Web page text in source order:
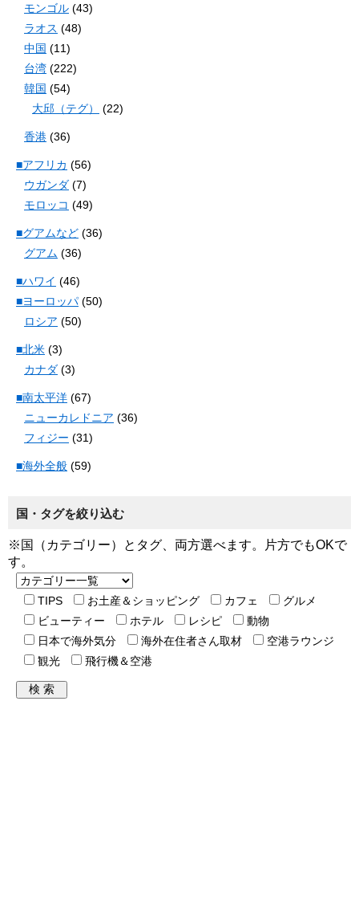
モンゴル (43)
ラオス (48)
中国 (11)
台湾 (222)
韓国 (54)
大邱（テグ）
(22)
香港 (36)
■アフリカ (56)
ウガンダ (7)
モロッコ (49)
■グアムなど (36)
グアム (36)
■ハワイ (46)
■ヨーロッパ (50)
ロシア (50)
■北米 (3)
カナダ (3)
■南太平洋 (67)
ニューカレドニア (36)
フィジー (31)
■海外全般 (59)
国・タグを絞り込む
※国（カテゴリー）とタグ、両方選べます。片方でもOKで
す。
TIPS お土産＆ショッピング カフェ
グルメ
ビューティー
ホテル レシピ
動物
日本で海外気分
海外在住者さん取材
空港ラウンジ
観光
飛行機＆空港